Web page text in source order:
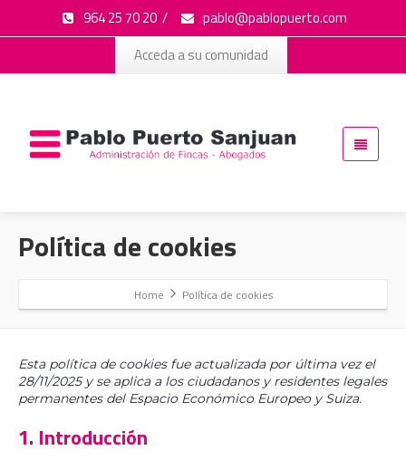
964 25 70 20 /
pablo@pablopuerto.com
Acceda a su comunidad
Política de cookies
Home Política de cookies
Esta política de cookies fue actualizada por última vez el
28/11/2025 y se aplica a los ciudadanos y residentes legales
permanentes del Espacio Económico Europeo y Suiza.
1. Introducción